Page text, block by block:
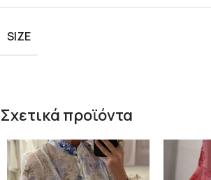
SIZE
Σχετικά προϊόντα